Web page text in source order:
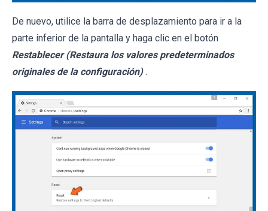
De nuevo, utilice la barra de desplazamiento para ir a la
parte inferior de la pantalla y haga clic en el botón
Restablecer (Restaura los valores predeterminados
originales de la configuración) .